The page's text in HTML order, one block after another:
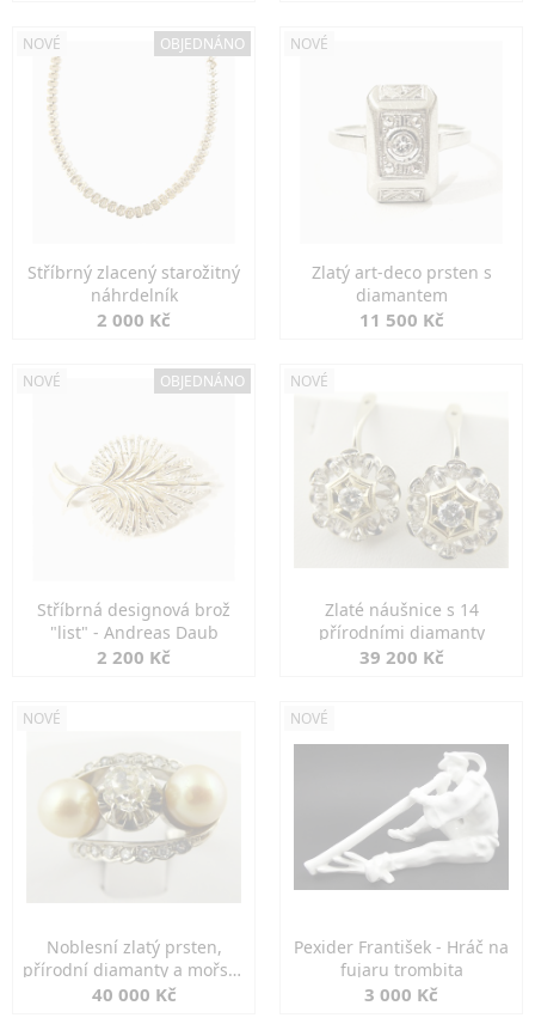
NOVÉ OBJEDNÁNO
Stříbrný zlacený starožitný
náhrdelník
2 000 Kč
NOVÉ
Zlatý art-deco prsten s
diamantem
11 500 Kč
NOVÉ OBJEDNÁNO
Stříbrná designová brož
"list" - Andreas Daub
2 200 Kč
NOVÉ
Zlaté náušnice s 14
přírodními diamanty
39 200 Kč
NOVÉ
Noblesní zlatý prsten,
přírodní diamanty a mořské
perly
40 000 Kč
NOVÉ
Pexider František - Hráč na
fujaru trombita
3 000 Kč